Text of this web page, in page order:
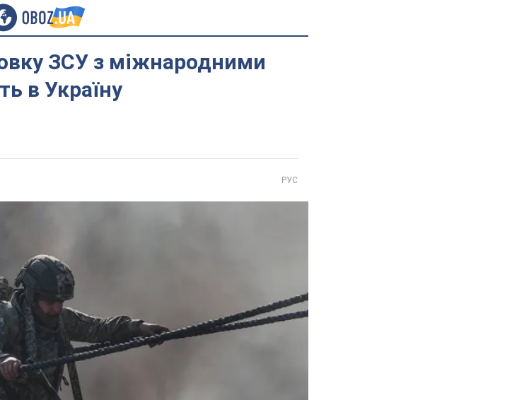
ЗСУ з міжнародними
в Україну
РУС